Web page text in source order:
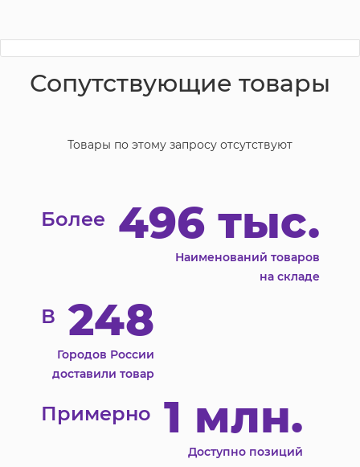
Сопутствующие товары
Товары по этому запросу отсутствуют
Более 496 тыс.
Наименований товаров
на складе
В 248
Городов России
доставили товар
Примерно 1 млн.
Доступно позиций